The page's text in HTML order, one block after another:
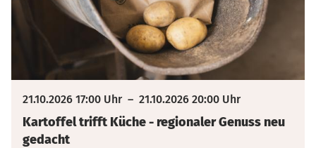
21.10.2026 17:00 Uhr– 21.10.2026 20:00 Uhr
Kartoffel trifft Küche - regionaler Genuss neu
gedacht